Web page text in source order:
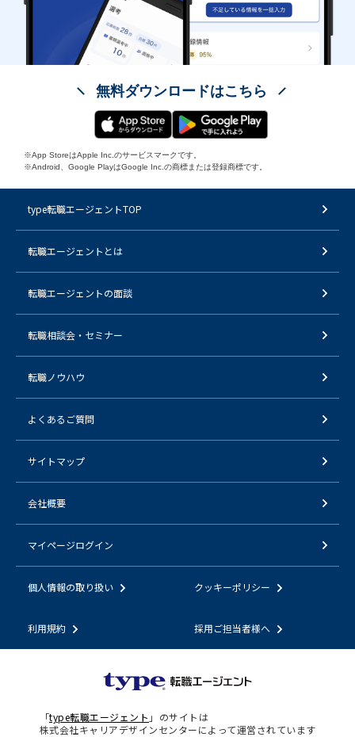
無料ダウンロードはこちら
※App StoreはApple Inc.のサービスマークです。
※Android、Google PlayはGoogle Inc.の商標または登録商標です。
type転職エージェントTOP
転職エージェントとは
転職エージェントの面談
転職相談会・セミナー
転職ノウハウ
よくあるご質問
サイトマップ
会社概要
マイページログイン
個人情報の取り扱い クッキーポリシー
利用規約 採用ご担当者様へ
「type転職エージェント 」のサイトは
株式会社キャリアデザインセンターによって運営されています